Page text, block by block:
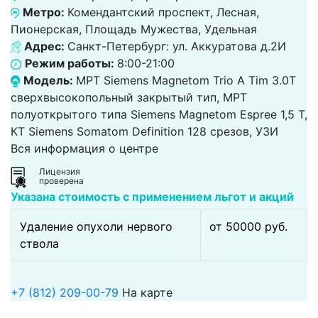
Метро: Комендантский проспект, Лесная,
Пионерская, Площадь Мужества, Удельная
Адрес: Санкт-Петербург: ул. Аккуратова д.2И
Режим работы: 8:00-21:00
Модель: МРТ Siemens Magnetom Trio A Tim 3.0Т
сверхвысокопольный закрытый тип, МРТ
полуоткрытого типа Siemens Magnetom Espree 1,5 Т,
КТ Siemens Somatom Definition 128 срезов, УЗИ
Вся информация о центре
Лицензия
проверена
Указана стоимость с применением льгот и акций
Удаление опухоли нервого
ствола
от 50000 pуб.
+7 (812) 209-00-79 На карте